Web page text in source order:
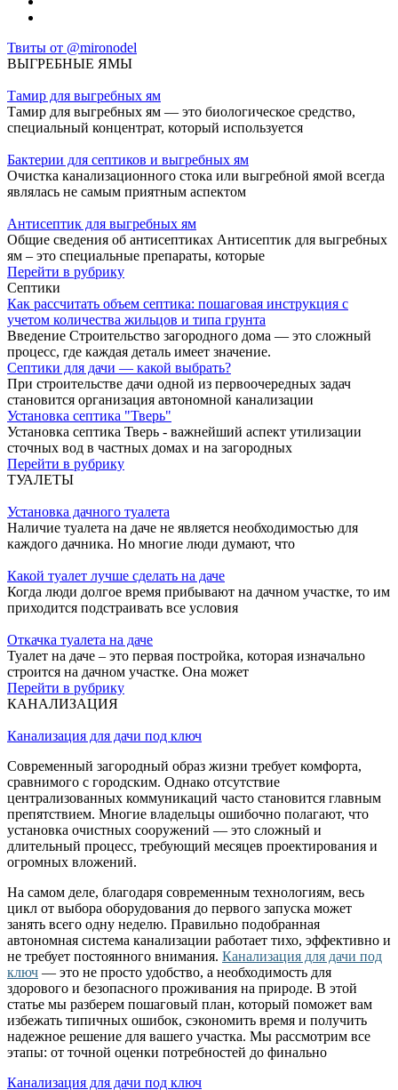
Твиты от @mironodel
ВЫГРЕБНЫЕ ЯМЫ
Тамир для выгребных ям
Тамир для выгребных ям — это биологическое средство,
специальный концентрат, который используется
Бактерии для септиков и выгребных ям
Очистка канализационного стока или выгребной ямой всегда
являлась не самым приятным аспектом
Антисептик для выгребных ям
Общие сведения об антисептиках Антисептик для выгребных
ям – это специальные препараты, которые
Перейти в рубрику
Септики
Как рассчитать объем септика: пошаговая инструкция с
учетом количества жильцов и типа грунта
Введение Строительство загородного дома — это сложный
процесс, где каждая деталь имеет значение.
Септики для дачи — какой выбрать?
При строительстве дачи одной из первоочередных задач
становится организация автономной канализации
Установка септика "Тверь"
Установка септика Тверь - важнейший аспект утилизации
сточных вод в частных домах и на загородных
Перейти в рубрику
ТУАЛЕТЫ
Установка дачного туалета
Наличие туалета на даче не является необходимостью для
каждого дачника. Но многие люди думают, что
Какой туалет лучше сделать на даче
Когда люди долгое время прибывают на дачном участке, то им
приходится подстраивать все условия
Откачка туалета на даче
Туалет на даче – это первая постройка, которая изначально
строится на дачном участке. Она может
Перейти в рубрику
КАНАЛИЗАЦИЯ
Канализация для дачи под ключ
Современный загородный образ жизни требует комфорта,
сравнимого с городским. Однако отсутствие
централизованных коммуникаций часто становится главным
препятствием. Многие владельцы ошибочно полагают, что
установка очистных сооружений — это сложный и
длительный процесс, требующий месяцев проектирования и
огромных вложений.
На самом деле, благодаря современным технологиям, весь
цикл от выбора оборудования до первого запуска может
занять всего одну неделю. Правильно подобранная
автономная система канализации работает тихо, эффективно и
не требует постоянного внимания. Канализация для дачи под
ключ — это не просто удобство, а необходимость для
здорового и безопасного проживания на природе. В этой
статье мы разберем пошаговый план, который поможет вам
избежать типичных ошибок, сэкономить время и получить
надежное решение для вашего участка. Мы рассмотрим все
этапы: от точной оценки потребностей до финально
Канализация для дачи под ключ